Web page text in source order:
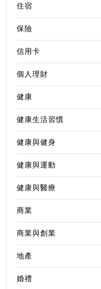
住宿
保險
信用卡
個人理財
健康
健康生活習慣
健康與健身
健康與運動
健康與醫療
商業
商業與創業
地產
婚禮